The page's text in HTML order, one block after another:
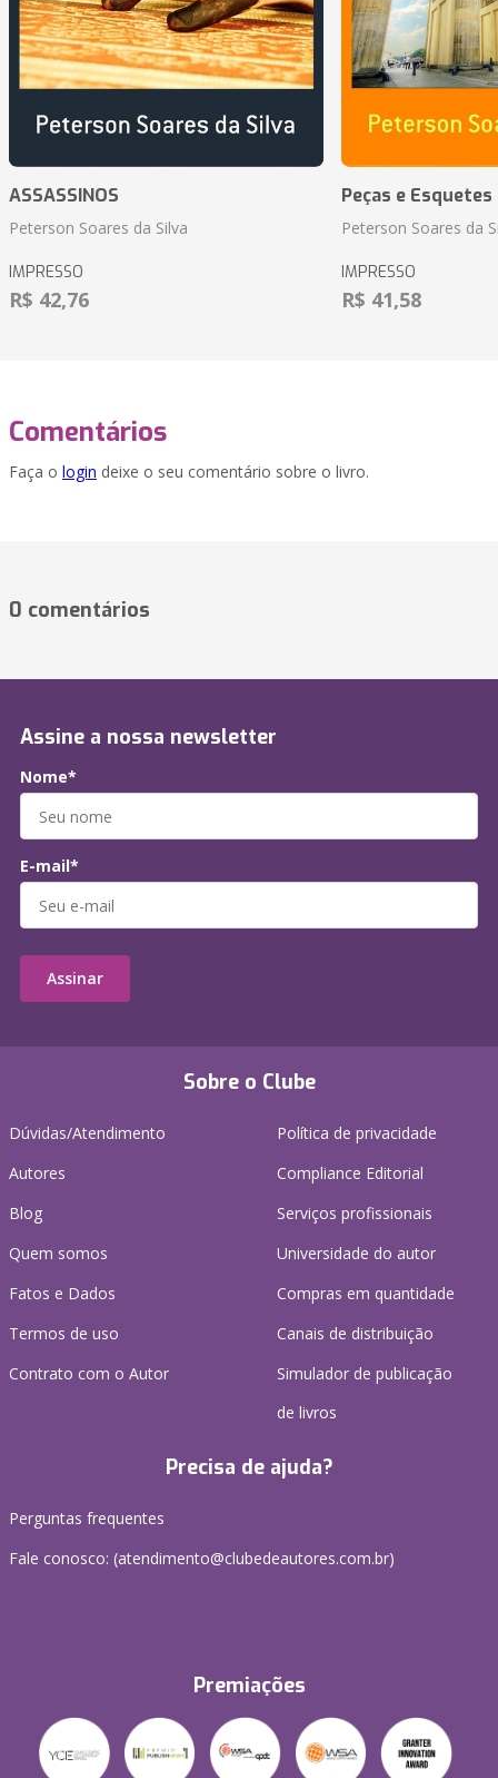
ASSASSINOS
Peterson Soares da Silva
IMPRESSO
R$ 42,76
Peças e
Peterson Soares da
IMPRESSO
R$ 41,58
Comentários
Faça o login deixe o seu comentário sobre o livro.
0 comentários
Sobre o Clube
Dúvidas/Atendimento
Autores
Blog
Quem somos
Fatos e Dados
Termos de uso
Contrato com o Autor
Política de privacidade
Compliance Editorial
Serviços profissionais
Universidade do autor
Compras em quantidade
Canais de distribuição
Simulador de publicação
de livros
Precisa de ajuda?
Perguntas frequentes
Fale conosco: (atendimento@clubedeautores.com.br)
Premiações
Assine a nossa newsletter
Nome*
E-mail*
Assinar